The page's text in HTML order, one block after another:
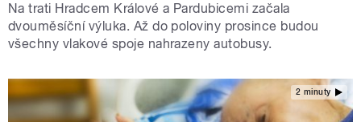
Na trati Hradcem Králové a Pardubicemi začala
dvouměsíční výluka. Až do poloviny prosince budou
všechny vlakové spoje nahrazeny autobusy.
2 minuty